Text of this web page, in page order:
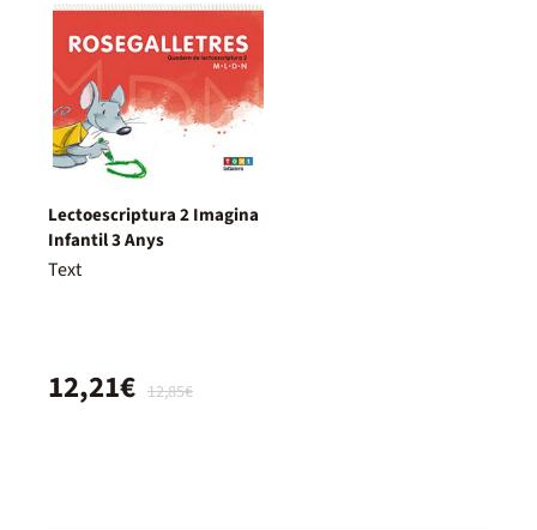
Lectoescriptura 2 Imagina
Infantil 3 Anys
Text
12,85€
12,21€